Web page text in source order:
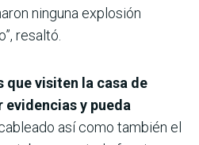
ninguna explosión
resaltó.
que visiten la casa de
y pueda
así como también el